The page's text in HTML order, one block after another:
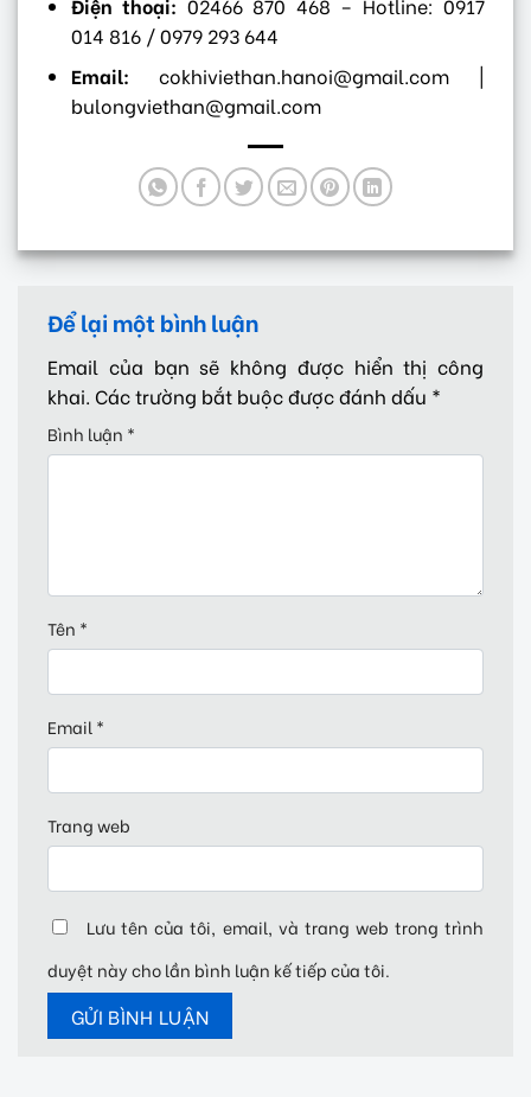
014 816 / 0979 293 644
Email: cokhiviethan.hanoi@gmail.com |
bulongviethan@gmail.com
Để lại một bình luận
Email của bạn sẽ không được hiển thị công
khai. Các trường bắt buộc được đánh dấu *
Bình luận *
Tên *
Email*
Trang web
Lưu tên của tôi, email, và trang web trong trình
duyệt này cho lần bình luận kế tiếp của tôi.